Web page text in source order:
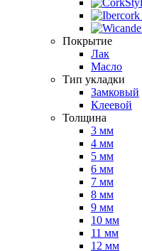
Покрытие
Лак
Масло
Тип укладки
Замковый
Клеевой
Толщина
3 мм
4 мм
5 мм
6 мм
7 мм
8 мм
9 мм
10 мм
11 мм
12 мм